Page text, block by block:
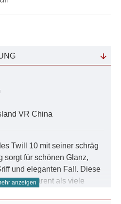
VR China
Twill 10 mit seiner schräg
sorgt für schönen Glanz,
und eleganten Fall. Diese
transparent als viele